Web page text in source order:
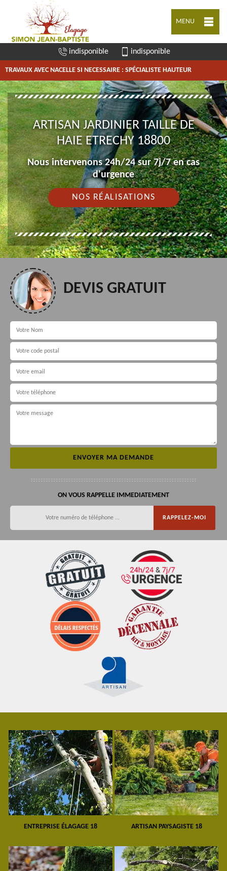
MENU
indisponible indisponible
TRAVAUX AVEC NACELLE SI NECESSAIRE : SPÉCIALISTE HAUTEUR
ARTISAN JARDINIER TAILLE DE
HAIE ETRECHY 18800
Nous intervenons 24h/24 sur 7j/7 en cas
d'urgence
NOS RÉALISATIONS
DEVIS GRATUIT
ON VOUS RAPPELLE IMMEDIATEMENT
ENTREPRISE ÉLAGAGE 18 ARTISAN PAYSAGISTE 18